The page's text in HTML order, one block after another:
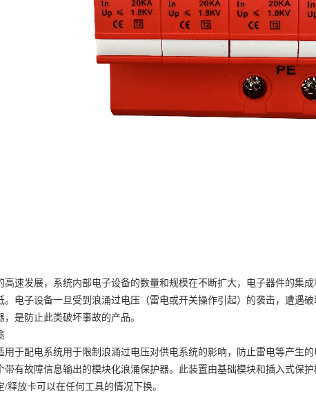
高速发展，系统内部电子设备的数量和规模在不断扩大，电子器件的集
。电子设备一旦受到浪涌过电压（雷电或开关操作引起）的袭击，遭遇
，是防止此类破坏事故的产品。
用于配电系统用于限制浪涌过电压对供电系统的影响，防止雷电等产生
带有故障信息输出的模块化浪涌保护器。此装置由基础模块和插入式保
/释放卡可以在任何工具的情况下换。